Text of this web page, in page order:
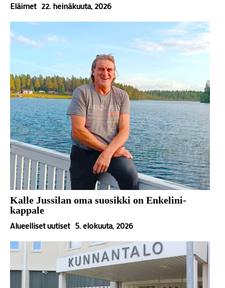
Eläimet 22. heinäkuuta, 2026
Kalle Jussilan oma suosikki on Enkelini-
kappale
Alueelliset uutiset 5. elokuuta, 2026